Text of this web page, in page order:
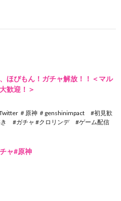
、ほぴもん！ガチャ解放！！＜マル
歓迎！＞
＃原神 ＃genshinimpact #初見歓
#ガチャ #クロリンデ #ゲーム配信
ャ#原神